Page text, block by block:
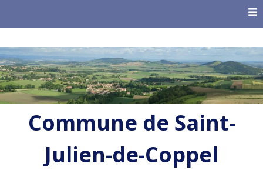
Commune de Saint-
Julien-de-Coppel